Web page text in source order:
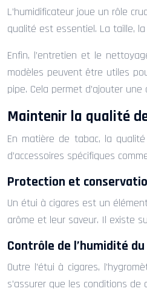
L’humidificateur joue un rôle
qualité est essentiel. La taille,
Enfin, l’entretien et le
modèles peuvent être utiles
pipe. Cela permet d’ajouter
Maintenir la qualité
En matière de tabac, la
d’accessoires spécifiques
Protection et
Un étui à cigares est un
arôme et leur saveur. Il existe
Contrôle de l’humidité
Outre l’étui à cigares,
s’assurer que les conditions